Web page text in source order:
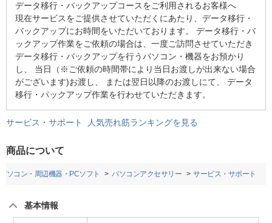
データ移行・バックアップコースをご利用されるお客様へ
現在サービスをご提供させていただくにあたり、データ移行・
バックアップにお時間をいただいております。 データ移行・バ
ックアップ作業をご依頼の場合は、一度ご訪問させていただき
データ移行・バックアップを行うパソコン・機器をお預かり
し、 当日（※ご依頼の時間帯により当日お渡しが出来ない場合
がございます)お渡し、 または翌日以降のお渡しにて、 データ
移行・パックアップ作業を行わせていただきます。
サービス・サポート 人気売れ筋ランキングを見る
商品について
パソコン・周辺機器・PCソフト パソコンアクセサリー サービス・サポート
基本情報